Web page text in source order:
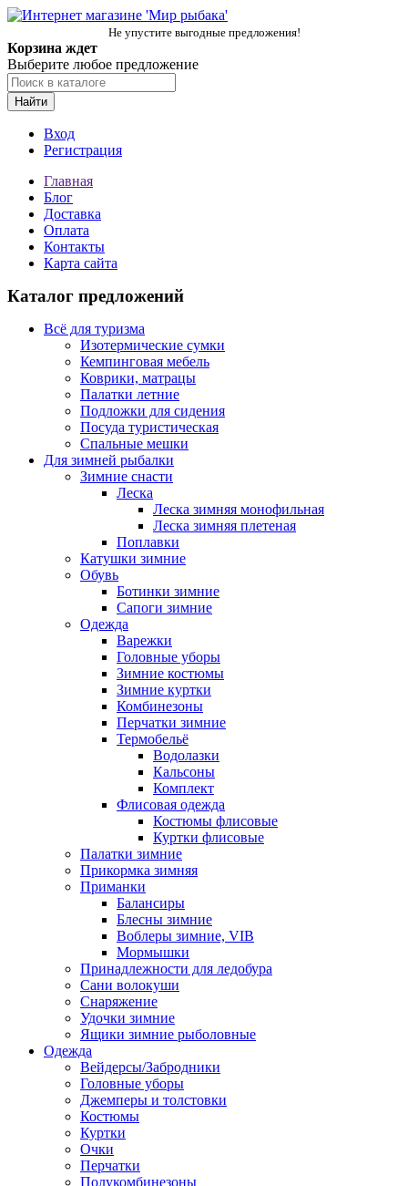
Не упустите выгодные предложения!
Корзина ждет
Выберите любое предложение
Найти
Вход
Регистрация
Главная
Блог
Доставка
Оплата
Контакты
Карта сайта
Каталог предложений
Всё для туризма
Изотермические сумки
Кемпинговая мебель
Коврики, матрацы
Палатки летние
Подложки для сидения
Посуда туристическая
Спальные мешки
Для зимней рыбалки
Зимние снасти
Леска
Леска зимняя монофильная
Леска зимняя плетеная
Поплавки
Катушки зимние
Обувь
Ботинки зимние
Сапоги зимние
Одежда
Варежки
Головные уборы
Зимние костюмы
Зимние куртки
Комбинезоны
Перчатки зимние
Термобельё
Водолазки
Кальсоны
Комплект
Флисовая одежда
Костюмы флисовые
Куртки флисовые
Палатки зимние
Прикормка зимняя
Приманки
Балансиры
Блесны зимние
Воблеры зимние, VIB
Мормышки
Принадлежности для ледобура
Сани волокуши
Снаряжение
Удочки зимние
Ящики зимние рыболовные
Одежда
Вейдерсы/Забродники
Головные уборы
Джемперы и толстовки
Костюмы
Куртки
Очки
Перчатки
Полукомбинезоны